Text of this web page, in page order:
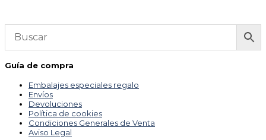
Guía de compra
Embalajes especiales regalo
Envíos
Devoluciones
Política de cookies
Condiciones Generales de Venta
Aviso Legal